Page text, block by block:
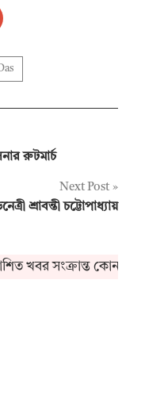
রুটমার্চ
Next Post
শ্রাবন্তী চট্টোপাধ্যায়
খবর সংক্রান্ত কোনও